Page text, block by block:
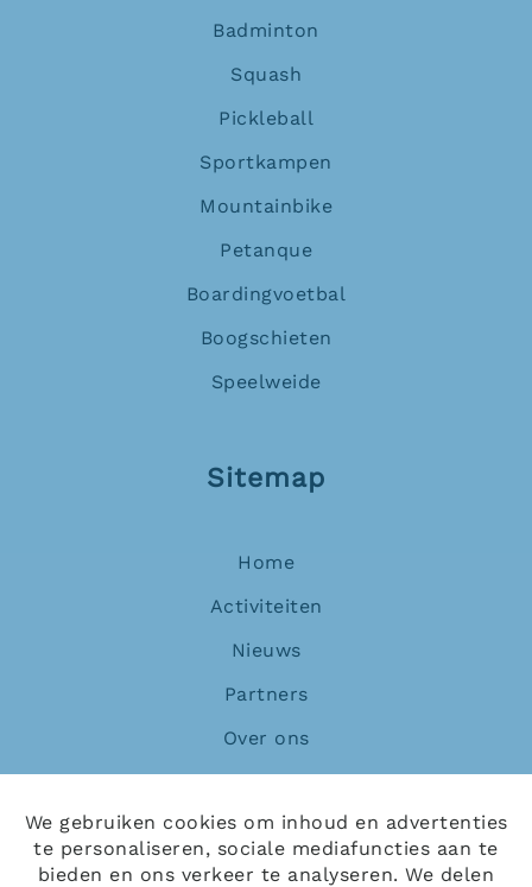
We gebruiken cookies om inhoud en advertenties
te personaliseren, sociale mediafuncties aan te
bieden en ons verkeer te analyseren. We delen
Badminton
Squash
Pickleball
Sportkampen
Mountainbike
Petanque
Boardingvoetbal
Boogschieten
Speelweide
Sitemap
Home
Activiteiten
Nieuws
Partners
Over ons